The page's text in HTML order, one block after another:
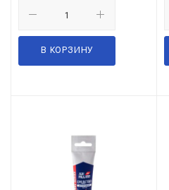
В КОРЗИНУ